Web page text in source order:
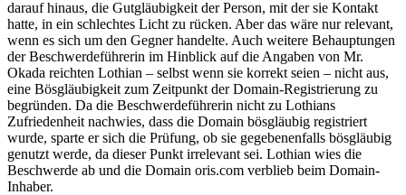
darauf hinaus, die Gutgläubigkeit der Person, mit der sie Kontakt
hatte, in ein schlechtes Licht zu rücken. Aber das wäre nur relevant,
wenn es sich um den Gegner handelte. Auch weitere Behauptungen
der Beschwerdeführerin im Hinblick auf die Angaben von Mr.
Okada reichten Lothian – selbst wenn sie korrekt seien – nicht aus,
eine Bösgläubigkeit zum Zeitpunkt der Domain-Registrierung zu
begründen. Da die Beschwerdeführerin nicht zu Lothians
Zufriedenheit nachwies, dass die Domain bösgläubig registriert
wurde, sparte er sich die Prüfung, ob sie gegebenenfalls bösgläubig
genutzt werde, da dieser Punkt irrelevant sei. Lothian wies die
Beschwerde ab und die Domain oris.com verblieb beim Domain-
Inhaber.